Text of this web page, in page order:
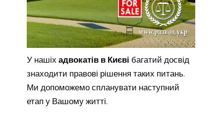
У нашіх адвокатів в Києві багатий досвід
знаходити правові рішення таких питань.
Ми допоможемо спланувати наступний
етап у Вашому житті.